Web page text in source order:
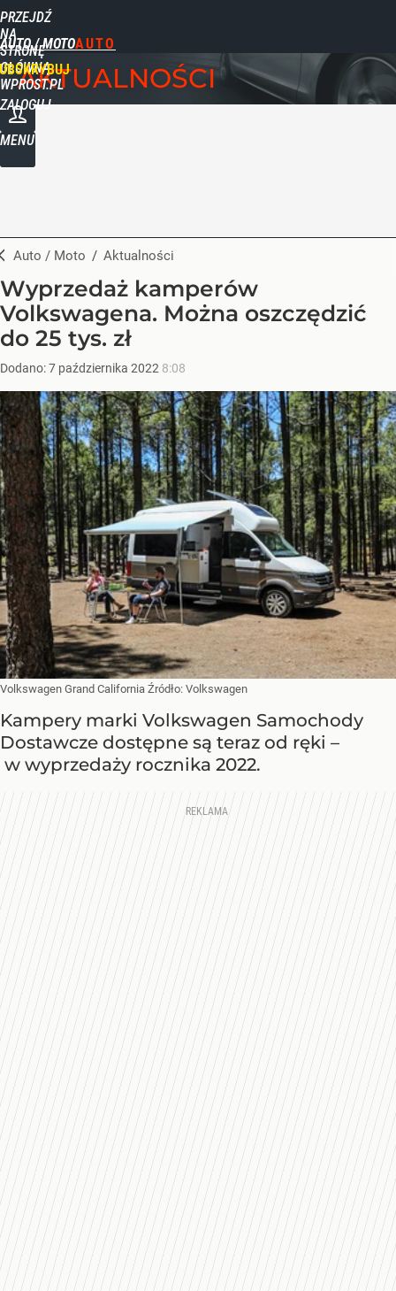
PRZEJDŹ
NA
STRONĘ
GŁÓWNĄ
WPROST.PL
AUTO / MOTO
ZALOGUJ
MENU
AKTUALNOŚCI
Auto / Moto / Aktualności
Wyprzedaż kamperów
Volkswagena. Można oszczędzić
do 25 tys. zł
Dodano:7 października 2022 8:08
Volkswagen Grand California Źródło: Volkswagen
Kampery marki Volkswagen Samochody
Dostawcze dostępne są teraz od ręki –
w wyprzedaży rocznika 2022.